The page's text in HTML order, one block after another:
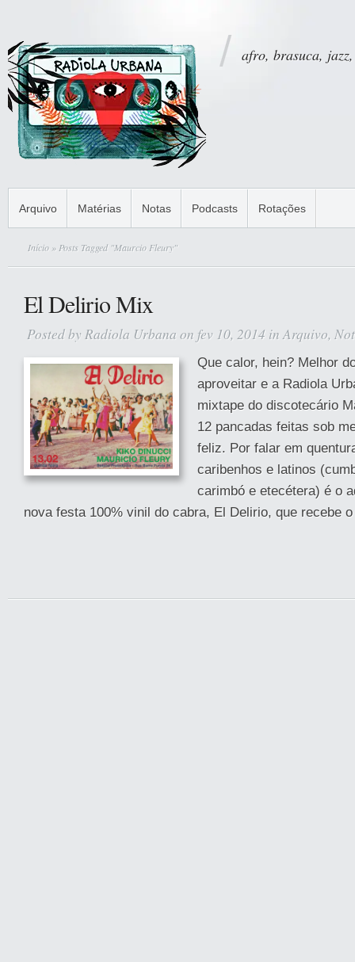
afro, brasuca,
Arquivo Matérias Notas Podcasts Rotações
Início » Posts Tagged "Maurcio Fleury"
El Delirio Mix
Posted by Radiola Urbana on fev 10, 2014 inArquivo,
Que calor, hein? Melhor
aproveitar e a Radiola
mixtape do discotecário
12 pancadas feitas sob
feliz. Por falar em
caribenhos e latinos
carimbó e etecétera) é o
nova festa 100% vinil do cabra, El Delirio, que recebe